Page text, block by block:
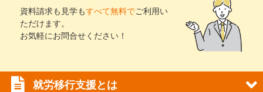
資料請求も見学もすべて無料でご利用い
ただけます。
お気軽にお問合せください！
就労移行支援とは